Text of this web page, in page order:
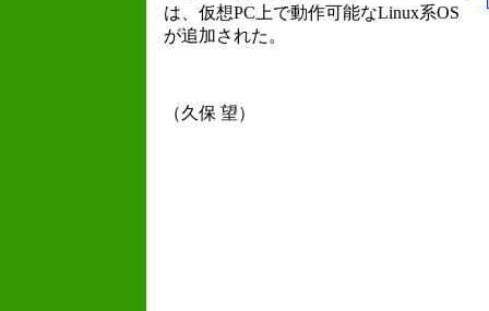
は、仮想PC上で動作可能なLinux系OS
が追加された。
（久保 望）